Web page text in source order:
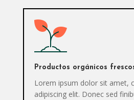
Productos orgánicos
Lorem ipsum dolor sit amet,
adipiscing elit. Donec sed